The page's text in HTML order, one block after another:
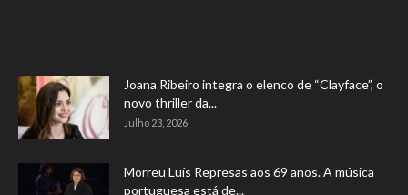
Joana Ribeiro integra o elenco de “Clayface”, o
novo thriller da...
Julho 23, 2026
Morreu Luís Represas aos 69 anos. A música
portuguesa está de...